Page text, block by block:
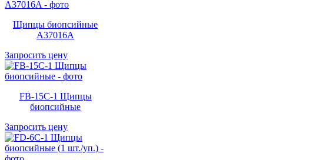
Щипцы биопсийные
A37016A
Запросить цену
FB-15C-1 Щипцы
биопсийные
Запросить цену